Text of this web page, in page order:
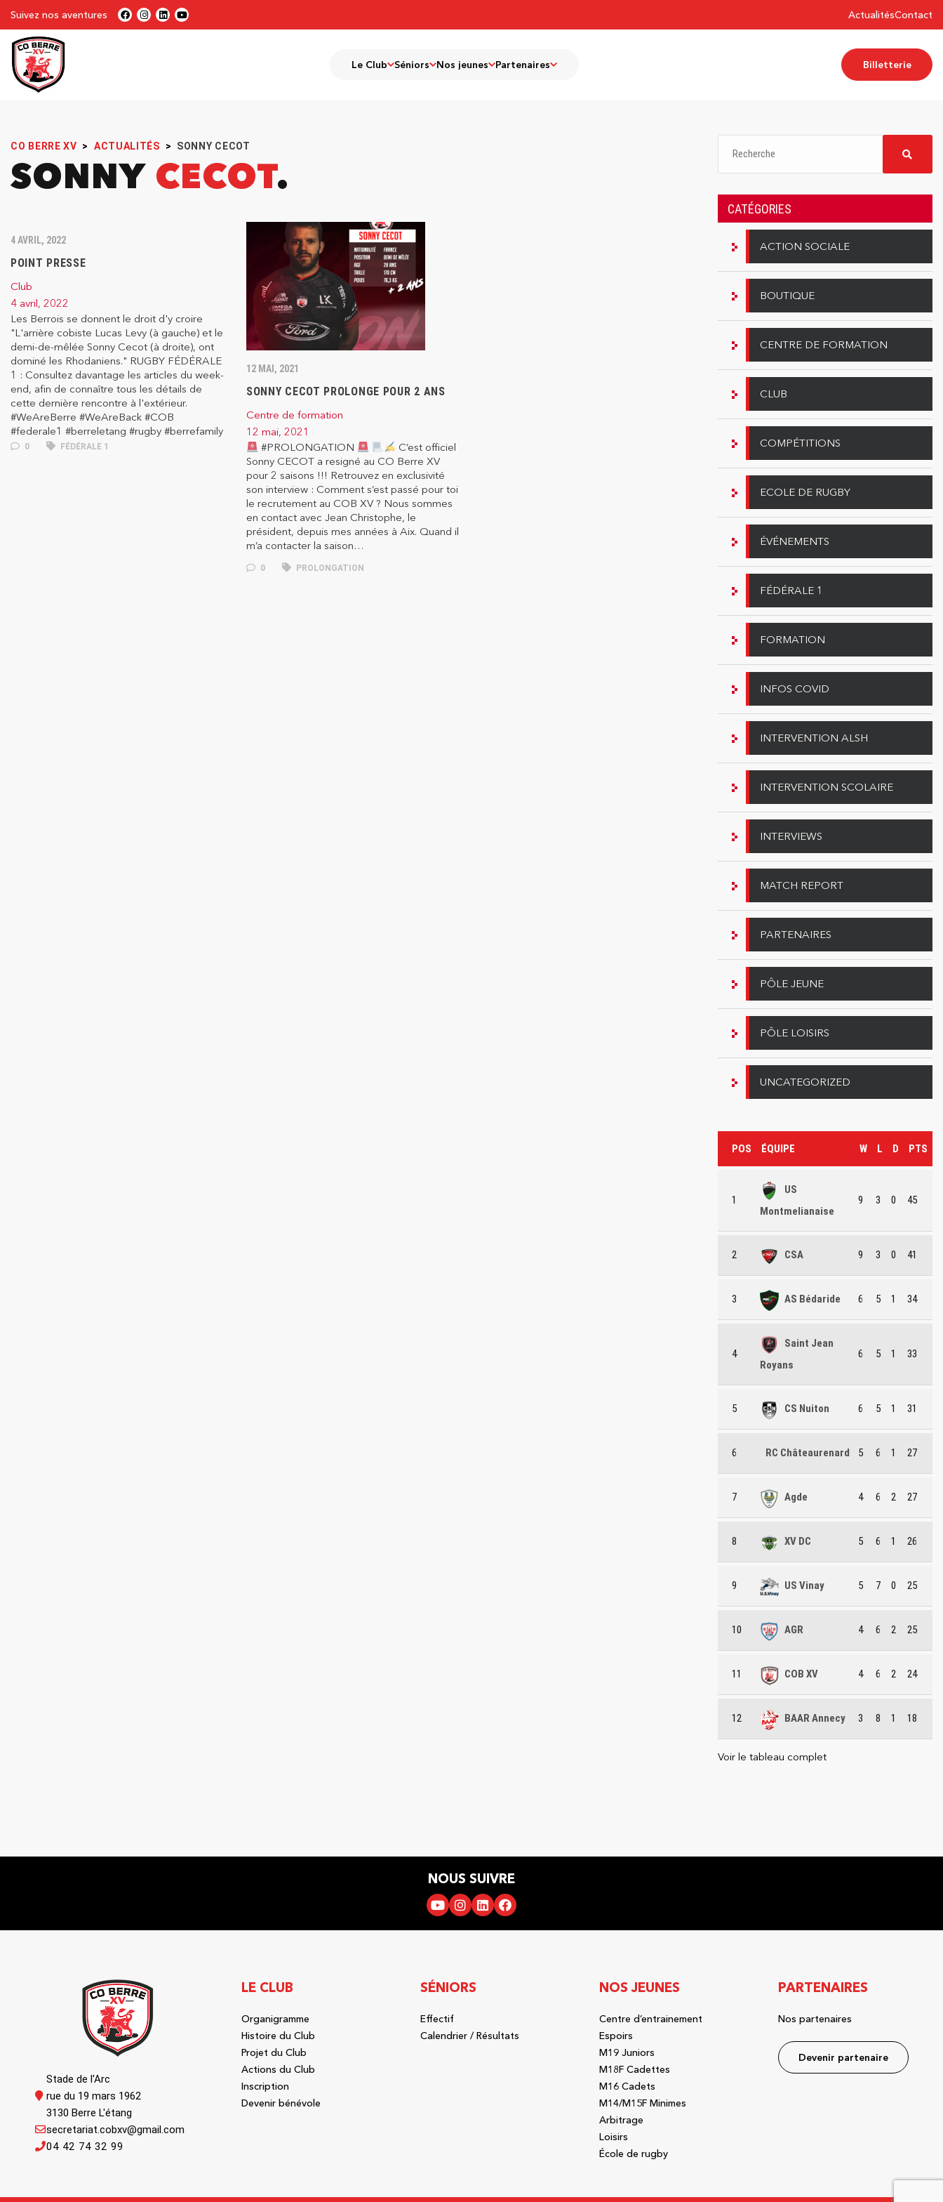
Suivez nos aventures ActualitésContact
Le Club Séniors Nos jeunes Partenaires Billetterie
CO BERRE XV > ACTUALITÉS > SONNY CECOT
SONNY CECOT
4 AVRIL, 2022
POINT PRESSE
Club
4 avril, 2022
Les Berrois se donnent le droit d'y croire
"L'arrière cobiste Lucas Levy (à gauche) et le
demi-de-mêlée Sonny Cecot (à droite), ont
dominé les Rhodaniens." RUGBY FÉDÉRALE
1 : Consultez davantage les articles du week-
end, afin de connaître tous les détails de
cette dernière rencontre à l'extérieur.
#WeAreBerre #WeAreBack #COB
#federale1 #berreletang #rugby #berrefamily
0 FÉDÉRALE 1
12 MAI, 2021
SONNY CECOT PROLONGE POUR 2 ANS
Centre de formation
12 mai, 2021
#PROLONGATION
C’est officiel
Sonny CECOT a resigné au CO Berre XV
pour 2 saisons !!! Retrouvez en exclusivité
son interview : Comment s’est passé pour toi
le recrutement au COB XV ? Nous sommes
en contact avec Jean Christophe, le
président, depuis mes années à Aix. Quand il
m’a contacter la saison…
0 PROLONGATION
CATÉGORIES
ACTION SOCIALE
BOUTIQUE
CENTRE DE FORMATION
CLUB
COMPÉTITIONS
ECOLE DE RUGBY
ÉVÉNEMENTS
FÉDÉRALE 1
FORMATION
INFOS COVID
INTERVENTION ALSH
INTERVENTION SCOLAIRE
INTERVIEWS
MATCH REPORT
PARTENAIRES
PÔLE JEUNE
PÔLE LOISIRS
UNCATEGORIZED
POS ÉQUIPE W L D PTS
1
US
Montmelianaise
9 3 0 45
2 CSA 9 3 0 41
3 AS Bédaride 6 5 1 34
4
Saint Jean
Royans
6 5 1 33
5 CS Nuiton 6 5 1 31
6 RC Châteaurenard 5 6 1 27
7 Agde 4 6 2 27
8 XV DC 5 6 1 26
9 US Vinay 5 7 0 25
10 AGR 4 6 2 25
11 COB XV 4 6 2 24
12 BAAR Annecy 3 8 1 18
Voir le tableau complet
NOUS SUIVRE
Stade de l'Arc
rue du 19 mars 1962
3130 Berre L'étang
04 42 74 32 99
secretariat.cobxv@gmail.com
LE CLUB
Organigramme
Histoire du Club
Projet du Club
Actions du Club
Inscription
Devenir bénévole
SÉNIORS
Effectif
Calendrier / Résultats
NOS JEUNES
Centre d’entrainement
Espoirs
M19 Juniors
M18F Cadettes
M16 Cadets
M14/M15F Minimes
Arbitrage
Loisirs
École de rugby
PARTENAIRES
Nos partenaires
Devenir partenaire